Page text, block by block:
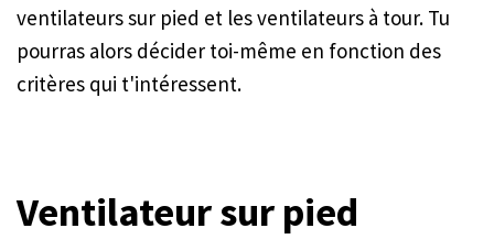
ventilateurs sur pied et les ventilateurs à tour. Tu
pourras alors décider toi-même en fonction des
critères qui t'intéressent.
Ventilateur sur pied